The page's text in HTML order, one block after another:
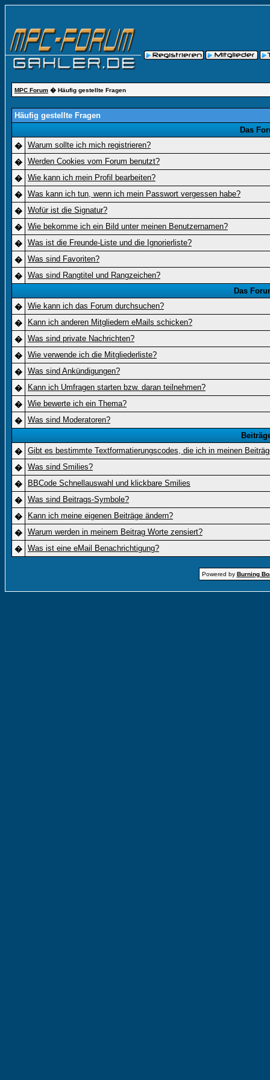
MPC Forum � Häufig gestellte Fragen
Häufig gestellte Fragen
Das
� Warum sollte ich mich registrieren?
� Werden Cookies vom Forum benutzt?
� Wie kann ich mein Profil bearbeiten?
� Was kann ich tun, wenn ich mein Passwort vergessen habe?
� Wofür ist die Signatur?
� Wie bekomme ich ein Bild unter meinen Benutzernamen?
� Was ist die Freunde-Liste und die Ignorierliste?
� Was sind Favoriten?
� Was sind Rangtitel und Rangzeichen?
Das
� Wie kann ich das Forum durchsuchen?
�
Kann ich anderen Mitgliedern eMails schicken?
� Was sind private Nachrichten?
� Wie verwende ich die Mitgliederliste?
� Was sind Ankündigungen?
�
Kann ich Umfragen starten bzw. daran teilnehmen?
� Wie bewerte ich ein Thema?
� Was sind Moderatoren?
� Gibt es bestimmte Textformatierungscodes, die ich in meinen
� Was sind Smilies?
�
BBCode Schnellauswahl und klickbare Smilies
� Was sind Beitrags-Symbole?
�
Kann ich meine eigenen Beiträge ändern?
� Warum werden in meinem Beitrag Worte zensiert?
� Was ist eine eMail Benachrichtigung?
Powered by Burning